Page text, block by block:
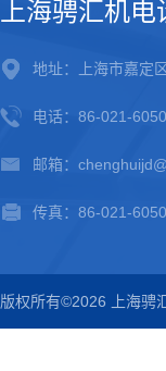
上海骋汇机
地址：上海市嘉定
电话：86-021-
邮箱：
传真：86-021-
版权所有©2026 上海骋